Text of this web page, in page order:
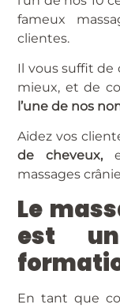
fameux
clientes.
Il vous suffit de
mieux, et de
l’une de nos
Aidez vos
de cheveux,
massages
Le
est
En tant que